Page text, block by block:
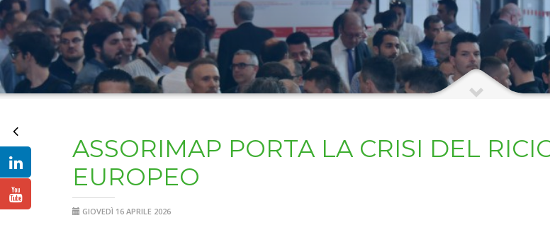
ASSORIMAP PORTA LA CRISI DEL
EUROPEO
GIOVEDÌ 16 APRILE 2026